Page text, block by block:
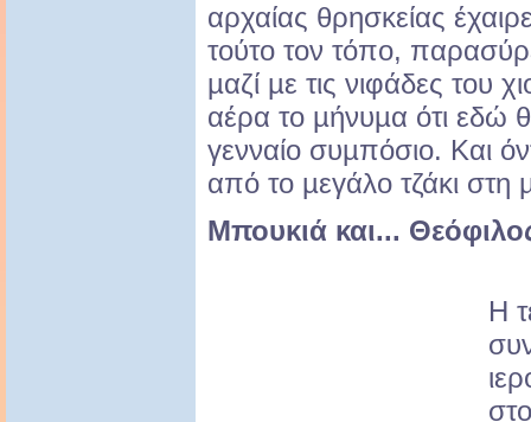
αρχαίας θρησκείας
τούτο τον τόπο,
µαζί µε τις νιφάδες του
αέρα το µήνυµα ότι εδώ
γενναίο συµπόσιο. Και
από το µεγάλο τζάκι στη
Μπουκιά και...
Η